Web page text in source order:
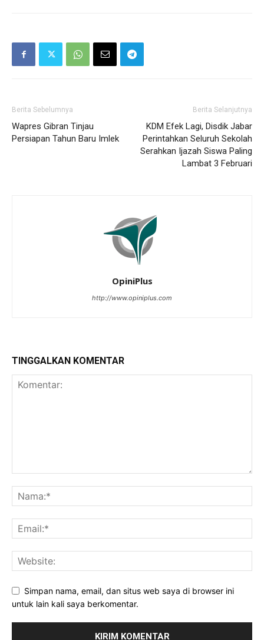
Berita Sebelumnya
Wapres Gibran Tinjau
Persiapan Tahun Baru Imlek
Berita Selanjutnya
KDM Efek Lagi, Disdik Jabar
Perintahkan Seluruh Sekolah
Serahkan Ijazah Siswa Paling
Lambat 3 Februari
OpiniPlus
http://www.opiniplus.com
TINGGALKAN KOMENTAR
Simpan nama, email, dan situs web saya di browser ini
untuk lain kali saya berkomentar.